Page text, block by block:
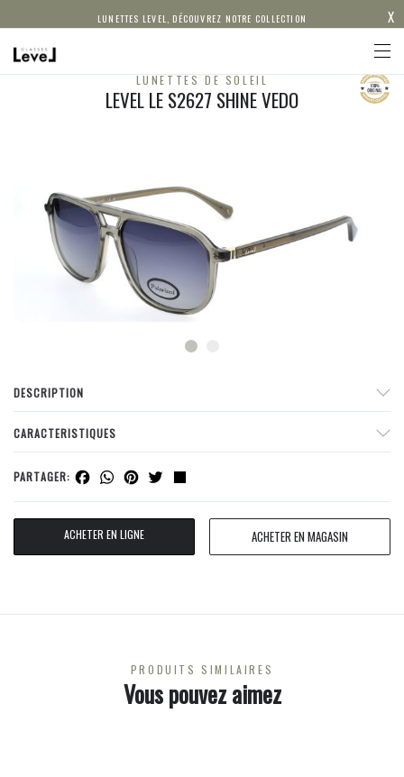
LUNETTES LEVEL, DÉCOUVREZ NOTRE COLLECTION X
LUNETTES DE SOLEIL
LEVEL LE S2627 SHINE VEDO
DESCRIPTION
CARACTERISTIQUES
PARTAGER: Facebook
WhatsApp
Pinterest
Twitter
ACHETER EN LIGNE ACHETER EN MAGASIN
PRODUITS SIMILAIRES
Vous pouvez aimez